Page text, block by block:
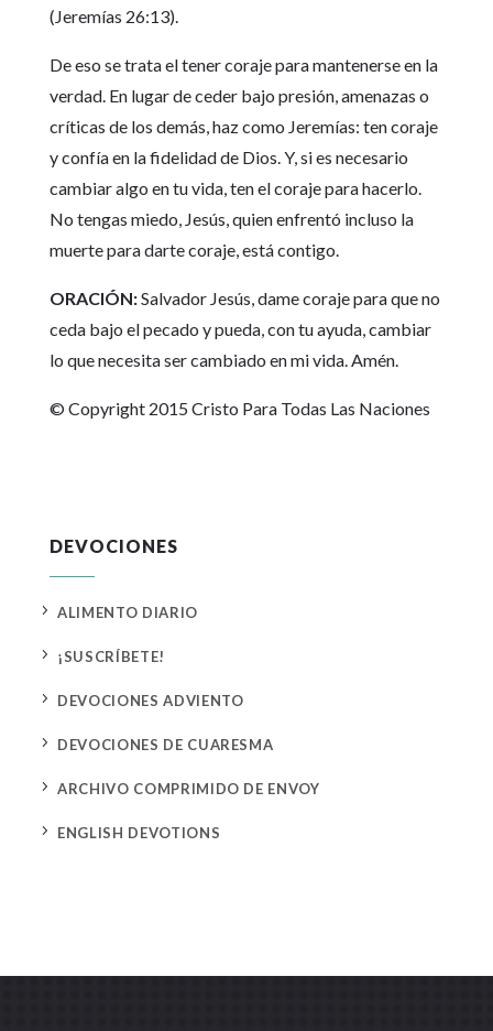
(Jeremías 26:13).
De eso se trata el tener coraje para mantenerse en la
verdad. En lugar de ceder bajo presión, amenazas o
críticas de los demás, haz como Jeremías: ten coraje
y confía en la fidelidad de Dios. Y, si es necesario
cambiar algo en tu vida, ten el coraje para hacerlo.
No tengas miedo, Jesús, quien enfrentó incluso la
muerte para darte coraje, está contigo.
ORACIÓN:Salvador Jesús, dame coraje para que no
ceda bajo el pecado y pueda, con tu ayuda, cambiar
lo que necesita ser cambiado en mi vida. Amén.
© Copyright 2015 Cristo Para Todas Las Naciones
DEVOCIONES
5 ALIMENTO DIARIO
5 ¡SUSCRÍBETE!
5 DEVOCIONES ADVIENTO
5 DEVOCIONES DE CUARESMA
5 ARCHIVO COMPRIMIDO DE ENVOY
5 ENGLISH DEVOTIONS